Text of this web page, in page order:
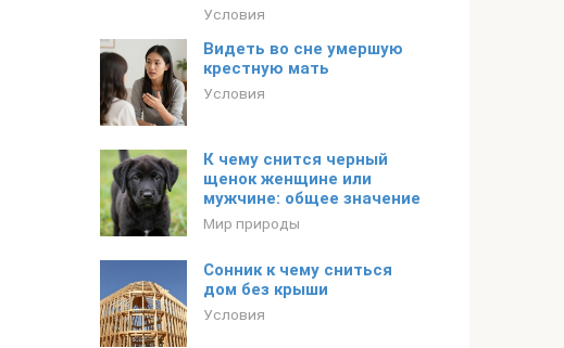
Условия
Видеть во сне умершую
крестную мать
Условия
К чему снится черный
щенок женщине или
мужчине: общее значение
Мир природы
Сонник к чему сниться
дом без крыши
Условия